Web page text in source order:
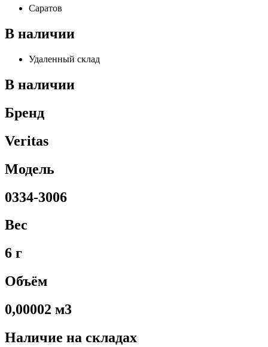
Саратов
В наличии
Удаленный склад
В наличии
Бренд
Veritas
Модель
0334-3006
Вес
6 г
Объём
0,00002 м3
Наличие на складах